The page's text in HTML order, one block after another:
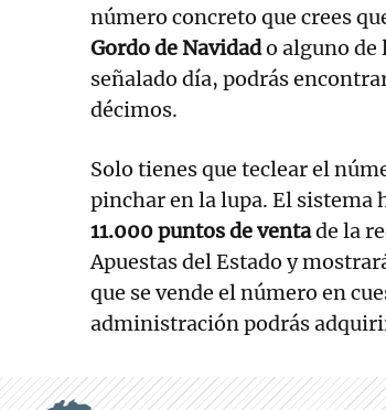
número concreto que crees
Gordo de Navidado alguno de
señalado día, podrás
décimos.
Solo tienes que teclear el
pinchar en la lupa. El sistema
11.000 puntos de ventade la
Apuestas del Estado y
que se vende el número en
administración podrás